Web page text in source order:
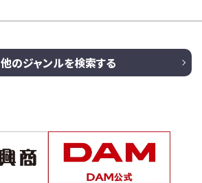
他のジャンルを検索する